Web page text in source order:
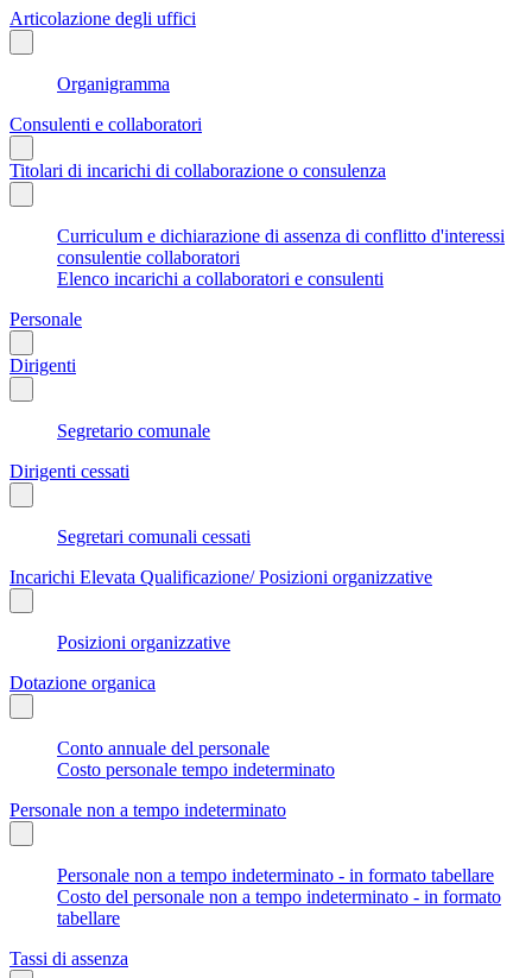
Articolazione degli uffici
Organigramma
Consulenti e collaboratori
Titolari di incarichi di collaborazione o consulenza
Curriculum e dichiarazione di assenza di conflitto d'interessi
consulentie collaboratori
Elenco incarichi a collaboratori e consulenti
Personale
Dirigenti
Segretario comunale
Dirigenti cessati
Segretari comunali cessati
Incarichi Elevata Qualificazione/ Posizioni organizzative
Posizioni organizzative
Dotazione organica
Conto annuale del personale
Costo personale tempo indeterminato
Personale non a tempo indeterminato
Personale non a tempo indeterminato - in formato tabellare
Costo del personale non a tempo indeterminato - in formato
tabellare
Tassi di assenza